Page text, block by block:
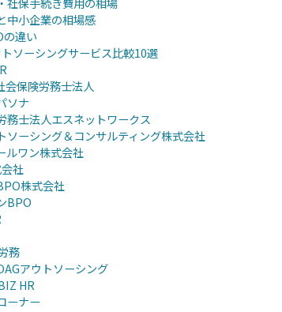
中小企業の相場感
違い
ソーシングサービス比較10選
会保険労務士法人
ソナ
務士法人エスネットワークス
ソーシング＆コンサルティング株式会社
ルワン株式会社
社
株式会社
BPO
務
アウトソーシング
HR
ーナー